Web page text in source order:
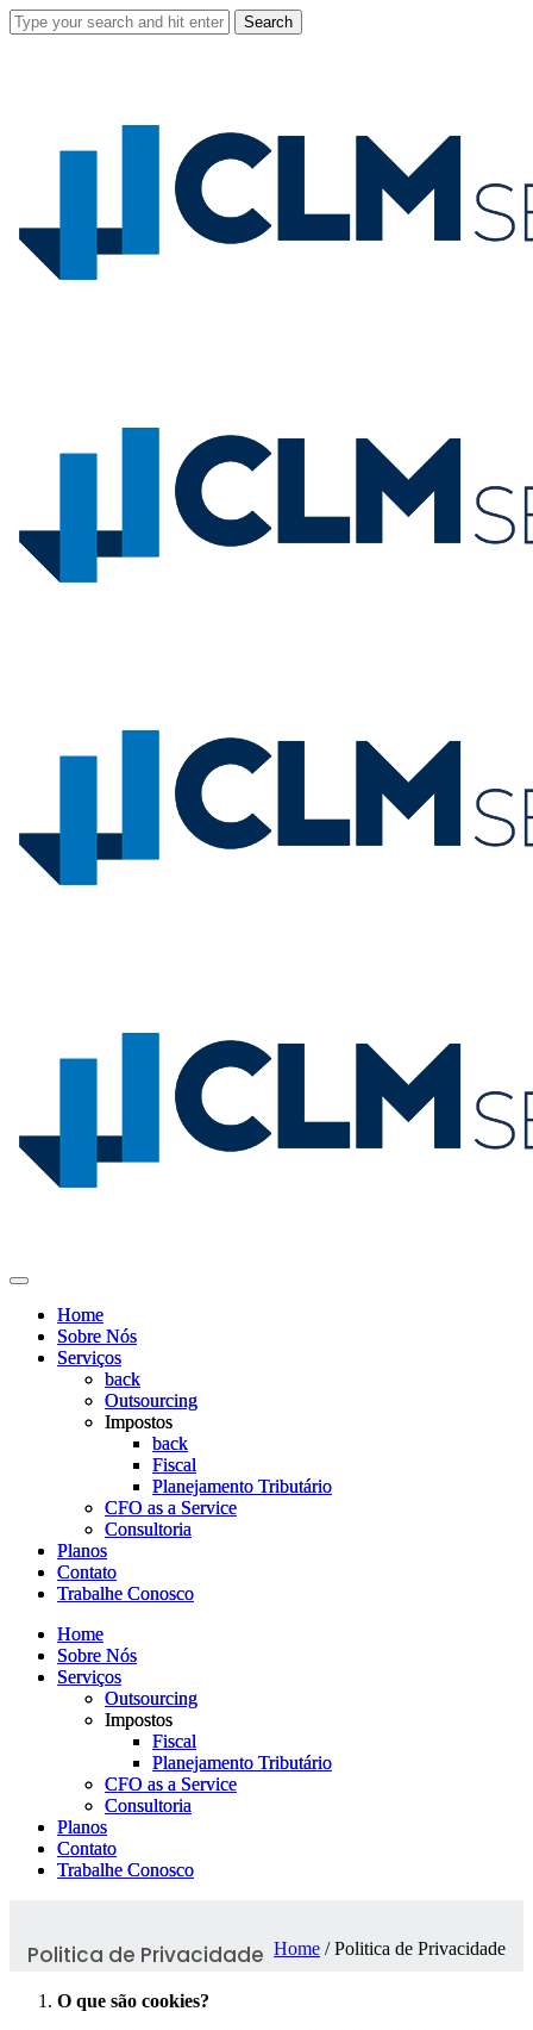
Home
Sobre Nós
Serviços
back
Outsourcing
Impostos
back
Fiscal
Planejamento Tributário
CFO as a Service
Consultoria
Planos
Contato
Trabalhe Conosco
Home
Sobre Nós
Serviços
Outsourcing
Impostos
Fiscal
Planejamento Tributário
CFO as a Service
Consultoria
Planos
Contato
Trabalhe Conosco
Home
Sobre Nós
Serviços
back
Outsourcing
Impostos
back
Fiscal
Planejamento Tributário
CFO as a Service
Consultoria
Planos
Contato
Trabalhe Conosco
Home
Sobre Nós
Serviços
Outsourcing
Impostos
Fiscal
Planejamento Tributário
CFO as a Service
Consultoria
Planos
Contato
Trabalhe Conosco
Politica de Privacidade Home /Politica de Privacidade
O que são cookies?